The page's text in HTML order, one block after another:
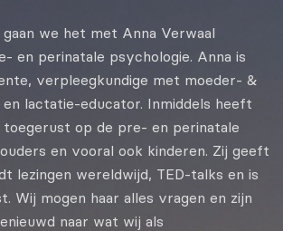
we het met Anna Verwaal
en perinatale psychologie. Anna is
verpleegkundige met moeder- &
en lactatie-educator. Inmiddels heeft
toegerust op de pre- en perinatale
en vooral ook kinderen. Zij geeft
lezingen wereldwijd, TED-talks en is
Wij mogen haar alles vragen en zijn
naar wat wij als